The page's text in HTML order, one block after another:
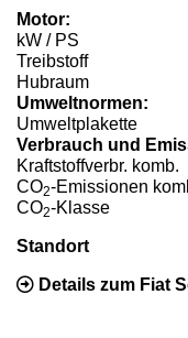
Motor:
kW / PS
Treibstoff
Hubraum
Umweltnormen:
Umweltplakette
Verbrauch und
Kraftstoffverbr. komb.
CO2-Emissionen
CO2-Klasse
Standort
Details zum Fiat